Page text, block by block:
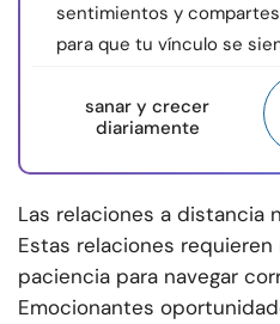
sentimientos y
para que tu vínculo se
sanar y crecer
diariamente
Las relaciones a distancia
Estas relaciones
paciencia para navegar
Emocionantes